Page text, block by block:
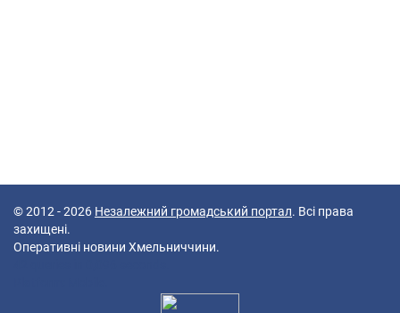
© 2012 - 2026 Незалежний громадський портал. Всі права
захищені.
Оперативні новини Хмельниччини.